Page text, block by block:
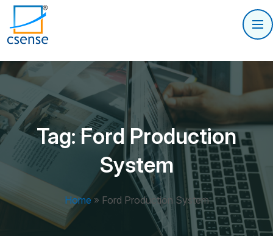
Tag:Ford Production
System
Home » Ford Production System